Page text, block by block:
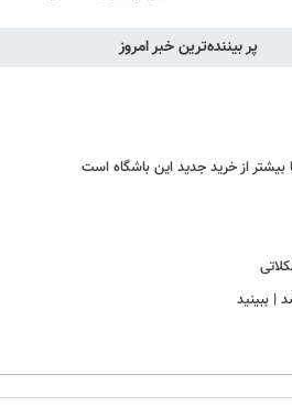
پر بیننده‌ترین خبر امروز
| ببینید